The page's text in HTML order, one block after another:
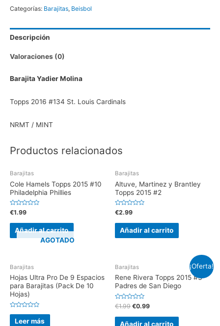
Categorías: Barajitas, Beisbol
Descripción
Valoraciones (0)
Barajita Yadier Molina
Topps 2016 #134 St. Louis Cardinals
NRMT / MINT
Productos relacionados
Barajitas
Cole Hamels Topps 2015 #10
Philadelphia Phillies
V
a
l
a
0
d
e
5
€1.99
Añadir al carrito
Barajitas
Altuve, Martinez y Brantley
Topps 2015 #2
V
a
l
a
0
d
e
5
€2.99
Añadir al carrito
AGOTADO
Barajitas
Hojas Ultra Pro De 9 Espacios
para Barajitas (Pack De 10
Hojas)
V
Leer más
¡Oferta!
Barajitas
Rene Rivera Topps 2015 #3
Padres de San Diego
V
a
l
€1.99 €0.99
Añadir al carrito